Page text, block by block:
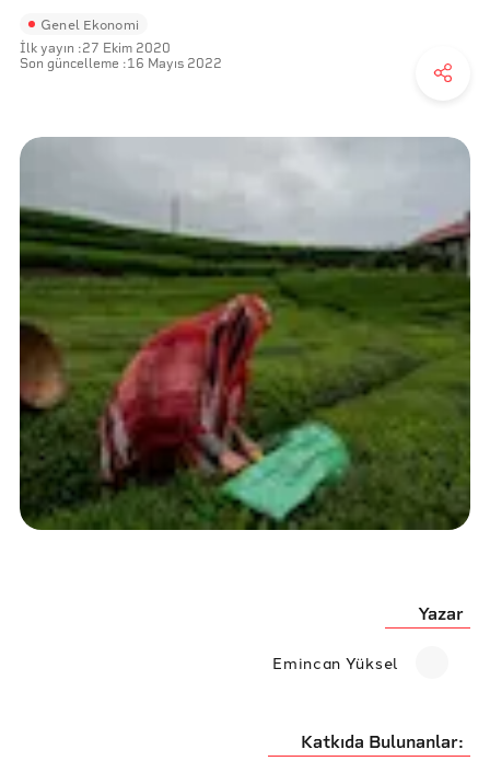
Genel Ekonomi
İlk yayın :27 Ekim 2020
Son güncelleme :16 Mayıs 2022
Yazar
Emincan Yüksel
Katkıda Bulunanlar: